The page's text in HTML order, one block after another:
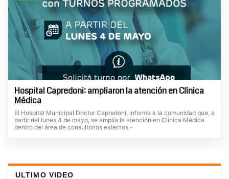
Hospital Capredoni: ampliaron la atención en Clínica
Médica
El Hospital Municipal Doctor Capredoni, informa a la comunidad que, a
partir del lunes 4 de mayo, se amplía la atención en Clínica Médica
dentro del área de consultorios externos.-
ULTIMO VIDEO